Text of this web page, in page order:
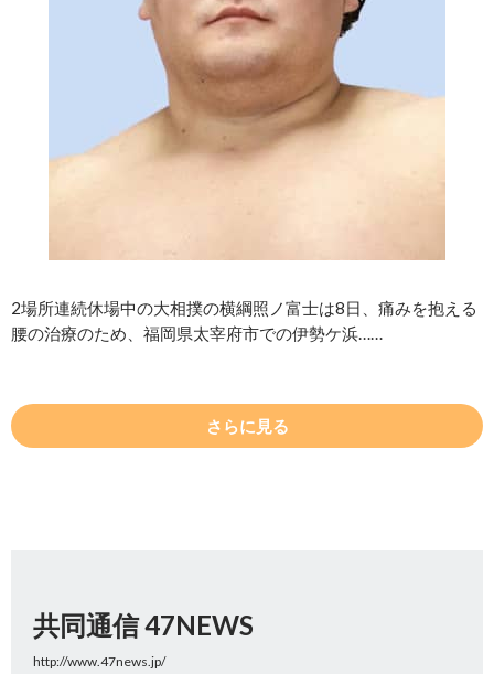
2場所連続休場中の大相撲の横綱照ノ富士は8日、痛みを抱える
腰の治療のため、福岡県太宰府市での伊勢ケ浜……
さらに見る
共同通信 47NEWS
http://www.47news.jp/